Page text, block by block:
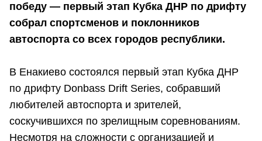
победу — первый этап Кубка ДНР по дрифту
собрал спортсменов и поклонников
автоспорта со всех городов республики.
В Енакиево состоялся первый этап Кубка ДНР
по дрифту Donbass Drift Series, собравший
любителей автоспорта и зрителей,
соскучившихся по зрелищным соревнованиям.
Несмотря на сложности с организацией и